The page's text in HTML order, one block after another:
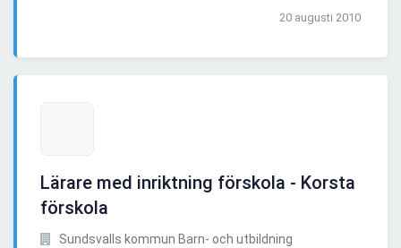
20 augusti 2010
Lärare med inriktning förskola - Korsta
förskola
Sundsvalls kommun Barn- och utbildning